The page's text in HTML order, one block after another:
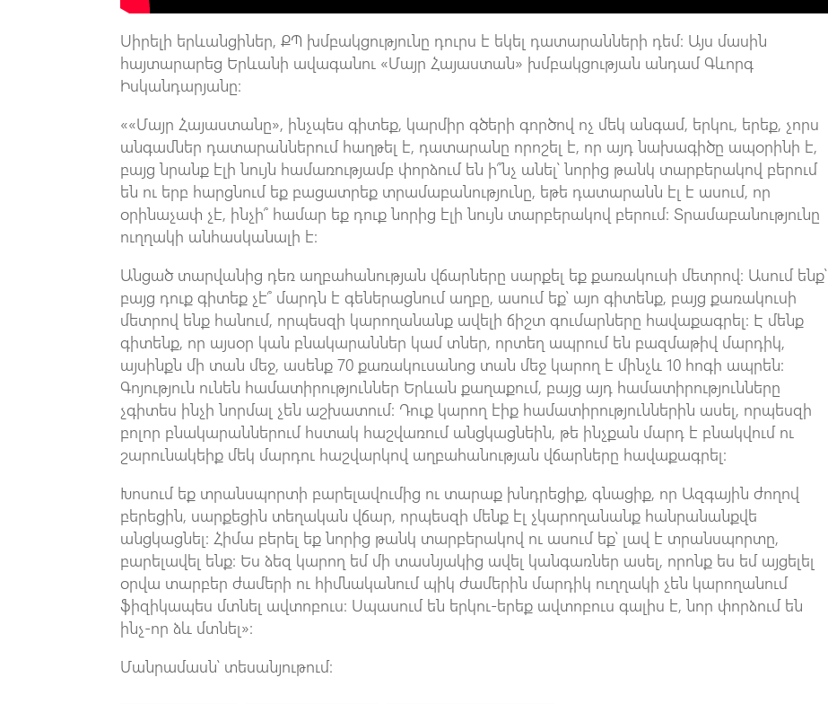
Սիրելի երևանցիներ, ՔՊ խմբակցությունը դուրս է եկել դատարանների դեմ: Այս մասին
հայտարարեց Երևանի ավագանու «Մայր Հայաստան» խմբակցության անդամ Գևորգ
Իսկանդարյանը։
««Մայր Հայաստանը», ինչպես գիտեք, կարմիր գծերի գործով ոչ մեկ անգամ, երկու, երեք, չորս
անգամներ դատարաններում հաղթել է, դատարանը որոշել է, որ այդ նախագիծը ապօրինի է,
բայց նրանք էլի նույն համառությամբ փորձում են ի՞նչ անել՝ նորից թանկ տարբերակով բերում
են ու երբ հարցնում եք բացատրեք տրամաբանությունը, եթե դատարանն էլ է ասում, որ
օրինաչափ չէ, ինչի՞ համար եք դուք նորից էլի նույն տարբերակով բերում: Տրամաբանությունը
ուղղակի անհասկանալի է:
Անցած տարվանից դեռ աղբահանության վճարները սարքել եք քառակուսի մետրով։ Ասում ենք՝
բայց դուք գիտեք չէ՞ մարդն է գեներացնում աղբը, ասում եք՝ այո գիտենք, բայց քառակուսի
մետրով ենք հանում, որպեսզի կարողանանք ավելի ճիշտ գումարները հավաքագրել: Է մենք
գիտենք, որ այսօր կան բնակարաններ կամ տներ, որտեղ ապրում են բազմաթիվ մարդիկ,
այսինքն մի տան մեջ, ասենք 70 քառակուսանոց տան մեջ կարող է մինչև 10 հոգի ապրեն:
Գոյություն ունեն համատիրություններ Երևան քաղաքում, բայց այդ համատիրությունները
չգիտես ինչի նորմալ չեն աշխատում: Դուք կարող էիք համատիրություններին ասել, որպեսզի
բոլոր բնակարաններում հստակ հաշվառում անցկացնեին, թե ինչքան մարդ է բնակվում ու
շարունակեիք մեկ մարդու հաշվարկով աղբահանության վճարները հավաքագրել:
Խոսում եք տրանսպորտի բարելավումից ու տարաք խնդրեցիք, գնացիք, որ Ազգային ժողով
բերեցին, սարքեցին տեղական վճար, որպեսզի մենք էլ չկարողանանք հանրանանքվե
անցկացնել: Հիմա բերել եք նորից թանկ տարբերակով ու ասում եք՝ լավ է տրանսպորտը,
բարելավել ենք: Ես ձեզ կարող եմ մի տասնյակից ավել կանգառներ ասել, որոնք ես եմ այցելել
օրվա տարբեր ժամերի ու հիմնականում պիկ ժամերին մարդիկ ուղղակի չեն կարողանում
ֆիզիկապես մտնել ավտոբուս: Սպասում են երկու-երեք ավտոբուս գալիս է, նոր փորձում են
ինչ-որ ձև մտնել»:
Մանրամասն՝ տեսանյութում։